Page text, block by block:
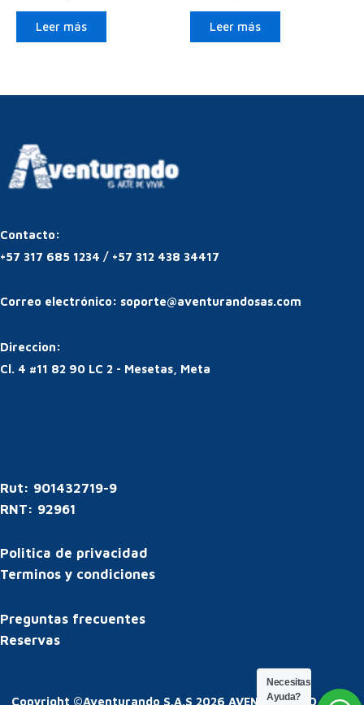
Leer más Leer más
Contacto:
+57 317 685 1234 / +57 312 438 34417
Correo electrónico: soporte@aventurandosas.com
Direccion:
Cl. 4 #11 82 90 LC 2 - Mesetas, Meta
Rut: 901432719-9
RNT: 92961
Politica de privacidad
Terminos y condiciones
Preguntas frecuentes
Reservas
Copyright ©Aventurando S.A.S 2026 AVENTURANDO SAS |
Necesitas
Ayuda?